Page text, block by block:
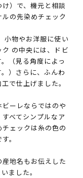
）で、機元と相談
の先染めチェック
小物やお洋服に使い
の中央には、ドビ
（見る角度によっ
）さらに、ふんわ
で仕上げました。
ーレならではのや
べてシンプルなア
ェックは糸の色の
。
地名もお伝えした
ました。